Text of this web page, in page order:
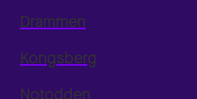
Drammen
Kongsberg
Notodden